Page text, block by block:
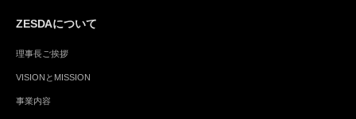
ZESDAについて
理事長ご挨拶
VISIONとMISSION
事業内容